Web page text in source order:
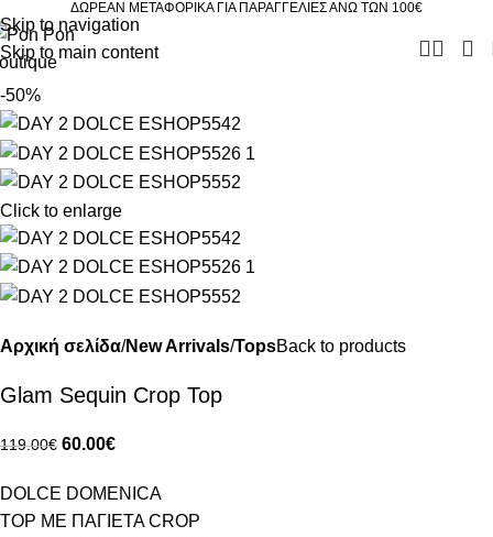
Skip to navigation
Skip to main content
ΔΩΡΕΑΝ ΜΕΤΑΦΟΡΙΚΑ ΓΙΑ ΠΑΡΑΓΓΕΛΙΕΣ ΑΝΩ ΤΩΝ 100€
-50%
Click to enlarge
Αρχική σελίδα New Arrivals TopsBack to products
Glam Sequin Crop Top
119.00€ 60.00€
DOLCE DOMENICA
TOP ΜΕ ΠΑΓΙΕΤΑ CROP